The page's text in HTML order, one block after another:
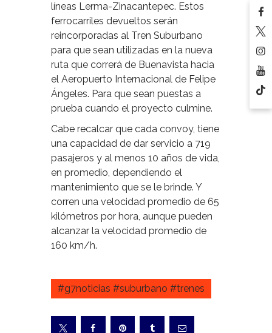
líneas Lerma-Zinacantepec. Estos
ferrocarriles devueltos serán
reincorporadas al Tren Suburbano
para que sean utilizadas en la nueva
ruta que correrá de Buenavista hacia
el Aeropuerto Internacional de Felipe
Ángeles. Para que sean puestas a
prueba cuando el proyecto culmine.
Cabe recalcar que cada convoy, tiene
una capacidad de dar servicio a 719
pasajeros y al menos 10 años de vida,
en promedio, dependiendo el
mantenimiento que se le brinde. Y
corren una velocidad promedio de 65
kilómetros por hora, aunque pueden
alcanzar la velocidad promedio de
160 km/h.
#g7noticias #suburbano #trenes